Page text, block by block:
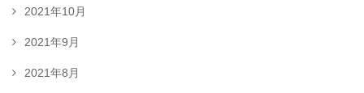
2021年10月
2021年9月
2021年8月